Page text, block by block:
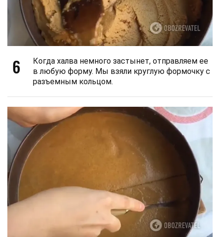
6
Когда халва немного застынет, отправляем ее
в любую форму. Мы взяли круглую формочку с
разъемным кольцом.